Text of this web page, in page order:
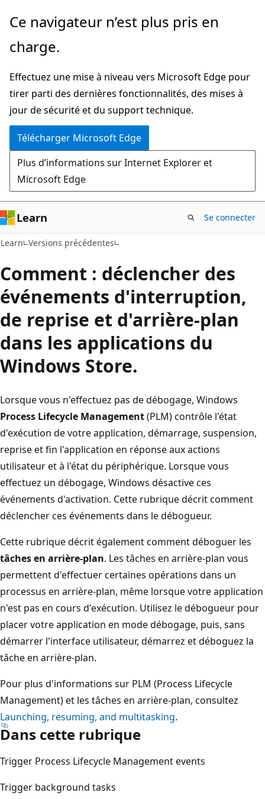
Passer
directement
au
principal
Ce navigateur n’est plus pris en
charge.
Effectuez une mise à niveau vers Microsoft Edge pour
tirer parti des dernières fonctionnalités, des mises à
jour de sécurité et du support technique.
Télécharger Microsoft Edge
Plus d’informations sur Internet Explorer et
Microsoft Edge
Learn Se connecter
Learn Versions précédentes
Comment : déclencher des
événements d'interruption,
de reprise et d'arrière-plan
dans les applications du
Windows Store.
Lorsque vous n'effectuez pas de débogage, Windows
Process Lifecycle Management(PLM) contrôle l'état
d'exécution de votre application, démarrage, suspension,
reprise et fin l'application en réponse aux actions
utilisateur et à l'état du périphérique. Lorsque vous
effectuez un débogage, Windows désactive ces
événements d'activation. Cette rubrique décrit comment
déclencher ces événements dans le débogueur.
Cette rubrique décrit également comment déboguer les
tâches en arrière-plan. Les tâches en arrière-plan vous
permettent d'effectuer certaines opérations dans un
processus en arrière-plan, même lorsque votre application
n'est pas en cours d'exécution. Utilisez le débogueur pour
placer votre application en mode débogage, puis, sans
démarrer l'interface utilisateur, démarrez et déboguez la
tâche en arrière-plan.
Pour plus d'informations sur PLM (Process Lifecycle
Management) et les tâches en arrière-plan, consultez
Launching, resuming, and multitasking.
Dans cette rubrique
Trigger Process Lifecycle Management events
Trigger background tasks